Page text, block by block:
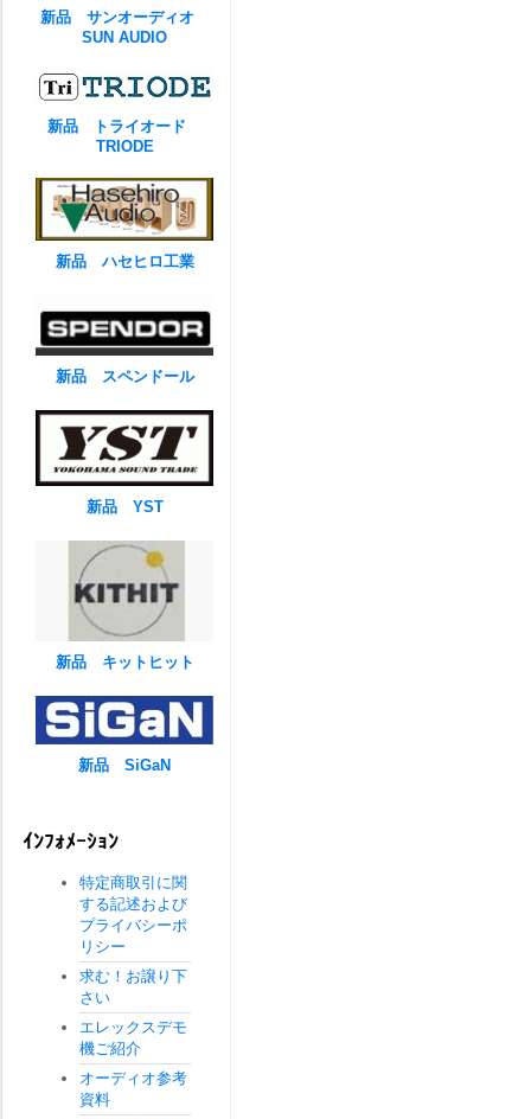
新品 サンオーディオ
SUN AUDIO
新品 トライオード
TRIODE
新品 ハセヒロ工業
新品 スペンドール
新品 YST
新品 キットヒット
新品 SiGaN
ｲﾝﾌｫﾒｰｼｮﾝ
特定商取引に関
する記述および
プライバシーポ
リシー
求む！お譲り下
さい
エレックスデモ
機ご紹介
オーディオ参考
資料